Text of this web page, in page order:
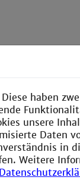
haben
unsere
Daten
in
Weitere